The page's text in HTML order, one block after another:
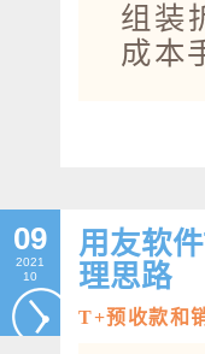
组装
成本
09
2021
10
用友软
理思路
T+预收款和